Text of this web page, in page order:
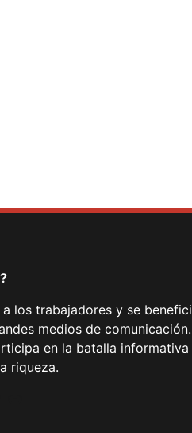
los trabajadores y se
medios de
en la batalla
riqueza.